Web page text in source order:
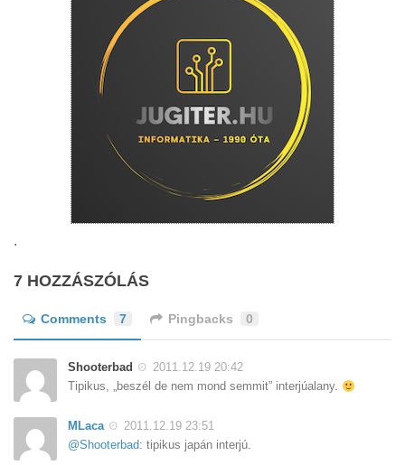
.
7 HOZZÁSZÓLÁS
Comments 7 Pingbacks 0
Shooterbad
2011.12.19 20:42
Tipikus, „beszél de nem mond semmit” interjúalany.
MLaca
2011.12.19 23:51
@Shooterbad: tipikus japán interjú.